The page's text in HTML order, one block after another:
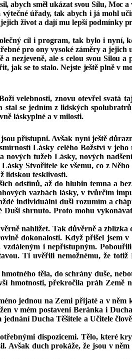
abych směl ukázat svou Sílu, Moc
úřady, tak abych i já mohl
život a dají mu lepší podmínky
cíl i program, tak bylo i nyní,
pro ony vysoké záměry a jejich
nezjeveně, ale s celou svou Silou a
se to stalo. Nejste ještě plně v
velebnosti, znovu otevřel svatá
se jedním z lidských
láskyplné a v milosti.
přístupni. Avšak nyní ještě
Lásky celého Božství v jeho
tužeb Lásky, nových
Stvořitele ke všemu, co z
lidskou tesklivostí.
odstínů, až do hlubin temna a
vazbách lásky, v tvůrčím
individuální duši rozumím a
shrnuto. Proto mohu
nahlížet. Tak důvěrně a zblízka
dokonalosti. Když přišel jsem v
i nepřístupným.
Ti uvěřili nemožnému, že
těla, do schrány duše,
hmotnosti, překročila práh Země
jednou na Zemi přijaté a v něm
v mém postavení Beránka i
Ducha Těšitele a Učitele
dispozicemi. Tělo, které
Avšak duch prokáže, že jsou v